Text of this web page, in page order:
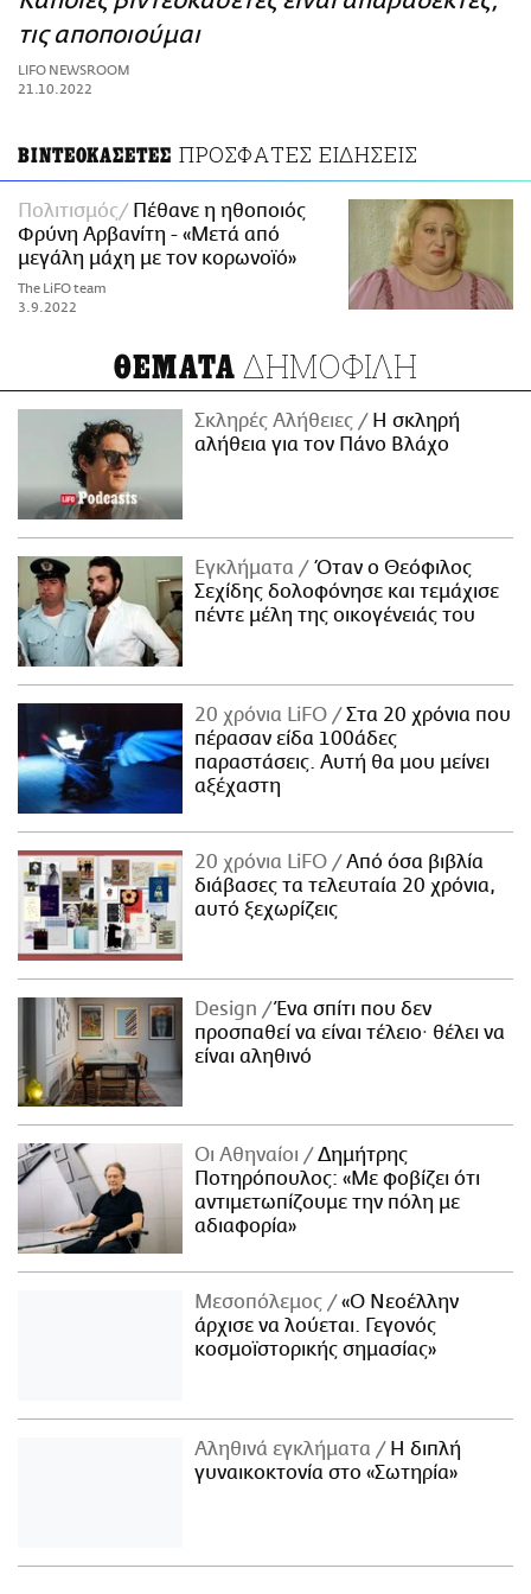
ΑΜΠΑ
PRINT
τις αποποιούμαι
LIFO NEWSROOM
21.10.2022
ΒΙΝΤΕΟΚΑΣΕΤΕΣ ΠΡΟΣΦΑΤΕΣ ΕΙΔΗΣΕΙΣ
Πολιτισμός
Πέθανε η ηθοποιός
Φρύνη Αρβανίτη - «Μετά από
μεγάλη μάχη με τον κορωνοϊό»
The LiFO team
3.9.2022
ΘΕΜΑΤΑ ΔΗΜΟΦΙΛΗ
Σκληρές Αλήθειες
H σκληρή
αλήθεια για τον Πάνο Βλάχο
Εγκλήματα
Όταν ο Θεόφιλος
Σεχίδης δολοφόνησε και τεμάχισε
πέντε μέλη της οικογένειάς του
20 χρόνια LiFO
Στα 20 χρόνια που
πέρασαν είδα 100άδες
παραστάσεις. Αυτή θα μου μείνει
αξέχαστη
20 χρόνια LiFO
Από όσα βιβλία
διάβασες τα τελευταία 20 χρόνια,
αυτό ξεχωρίζεις
Design
Ένα σπίτι που δεν
προσπαθεί να είναι τέλειο· θέλει να
είναι αληθινό
Οι Αθηναίοι
Δημήτρης
Ποτηρόπουλος: «Με φοβίζει ότι
αντιμετωπίζουμε την πόλη με
αδιαφορία»
Μεσοπόλεμος
«Ο Νεοέλλην
άρχισε να λούεται. Γεγονός
κοσμοϊστορικής σημασίας»
Αληθινά εγκλήματα
Η διπλή
γυναικοκτονία στο «Σωτηρία»